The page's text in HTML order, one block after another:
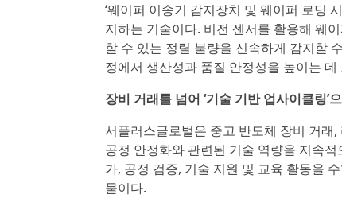
‘웨이퍼 이송기 감지장치 및 웨이퍼 로딩
지하는 기술이다. 비전 센서를 활용해 웨
할 수 있는 정렬 불량을 신속하게 감지할
정에서 생산성과 품질 안정성을 높이는 데
장비 거래를 넘어 ‘기술 기반 업사이클링’
서플러스글로벌은 중고 반도체 장비 거래
공정 안정화와 관련된 기술 역량을 지속
가, 공정 검증, 기술 지원 및 교육 활동을
물이다.